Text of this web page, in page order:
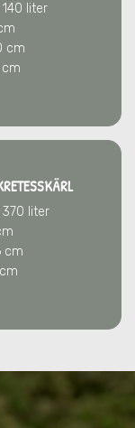
liter
cm
cm
370 liter
cm